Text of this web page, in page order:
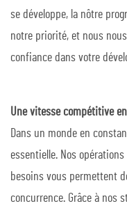
se développe, la nôtre
notre priorité, et nous
confiance dans votre
Une vitesse compétitive
Dans un monde en
essentielle. Nos
besoins vous permettent
concurrence. Grâce à nos